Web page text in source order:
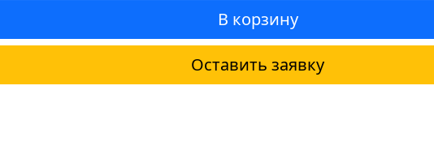
В корзину
Оставить заявку